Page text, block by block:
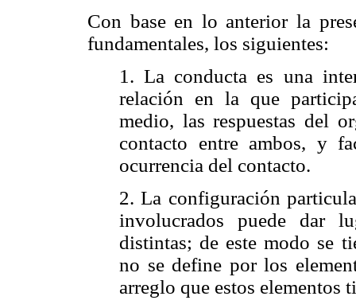
Con base en lo anterior la
fundamentales, los siguientes:
1. La conducta es una
relación en la que
medio, las respuestas del
contacto entre ambos, y
ocurrencia del contacto.
2. La configuración
involucrados puede dar
distintas; de este modo se
no se define por los
arreglo que estos elementos